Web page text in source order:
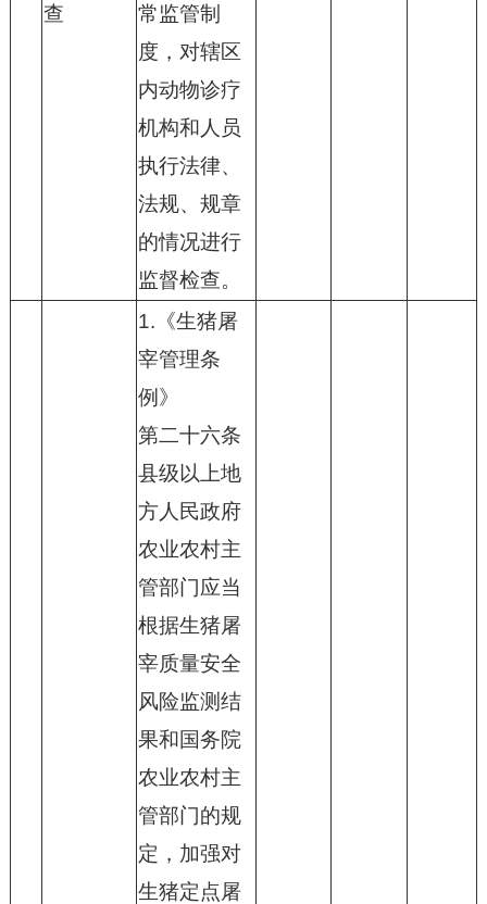
查
常监管制
度，对辖区
内动物诊疗
机构和人员
执行法律、
法规、规章
的情况进行
监督检查。
1.《生猪屠
宰管理条
例》
第二十六条
县级以上地
方人民政府
农业农村主
管部门应当
根据生猪屠
宰质量安全
风险监测结
果和国务院
农业农村主
管部门的规
定，加强对
生猪定点屠